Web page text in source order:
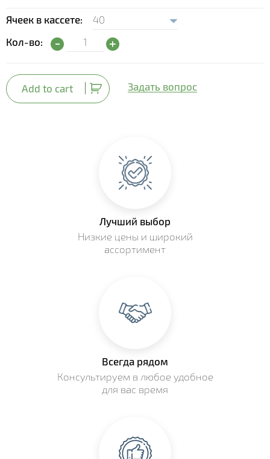
Ячеек в кассете
Кол-во:
Виола Spring Matrix Blue Wing quantity
Add to cart Задать вопрос
Лучший выбор
Низкие цены и широкий
ассортимент
Всегда рядом
Консультируем в любое удобное
для вас время